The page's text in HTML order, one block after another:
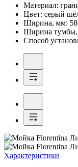
Материал:
Цвет: серый
Ширина, мм:
Ширина тумбы,
Способ
Характеристики